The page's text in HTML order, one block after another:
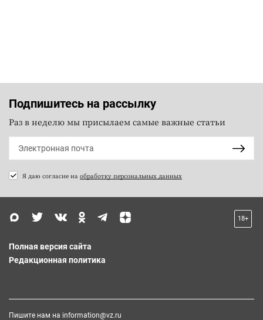
Подпишитесь на рассылку
Раз в неделю мы присылаем самые важные статьи
Я даю согласие на обработку персональных данных
18+
Полная версия сайта
Редакционная политика
Пишите нам на information@vz.ru